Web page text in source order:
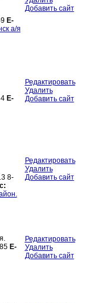
E-
а/я
Добавить сайт
E-
Редактировать
Удалить
Добавить сайт
8-
Редактировать
Удалить
Добавить сайт
E-
Редактировать
Удалить
Добавить сайт